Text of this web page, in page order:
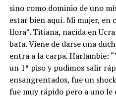
sino como dominio de uno
estar bien aquí. Mi mujer, en
llora”. Titiana, nacida en
bata. Viene de darse una
entra a la carpa. Harlambie:
un 1ª piso y pudimos salir
ensangrentados, fue un
fue muy rápido pero a uno le